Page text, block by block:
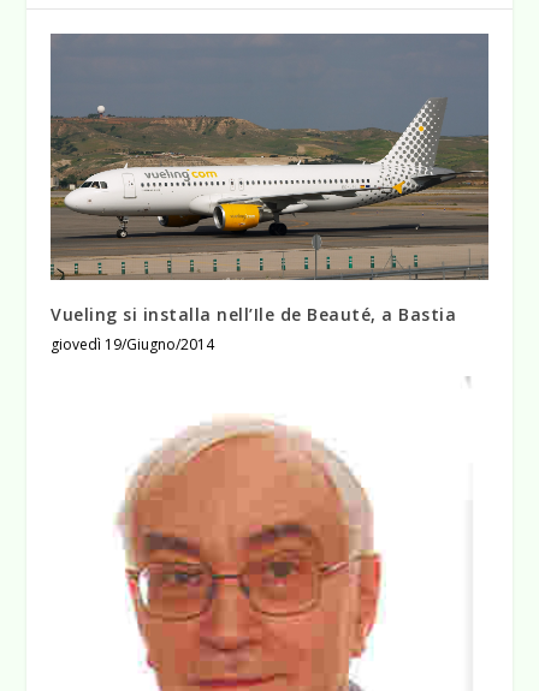
Vueling si installa nell’Ile de Beauté, a Bastia
giovedì 19/Giugno/2014